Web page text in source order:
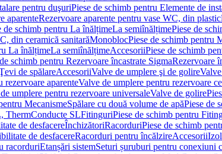
pentru duşuriPiese de schimb pentru Elemente de
aparenteRezervoare aparente pentru vase WC, din plastic
de schimb pentru La înălțimeLa semiînălțimePiese de
din ceramică sanitarăMonoblocPiese de schimb pentru
La înălțimeLa semiînălțimeAccesoriiPiese de schimb
schimb pentru Rezervoare încastrate SigmaRezervoare
de spălareAccesoriiValve de umplere şi de golire
rezervoare aparenteValve de umplere pentru rezervoare
umplere pentru rezervoare universaleValve de golire
MecanismeSpălare cu două volume de apăPiese de
ThermConducte SLFitinguriPiese de schimb pentru
de desfacereÎnchizătoriRacorduriPiese de schimb
de desfacereRacorduri pentru încălzireAccesorii
racorduriEtanșări sistemSeturi șuruburi pentru conexiuni